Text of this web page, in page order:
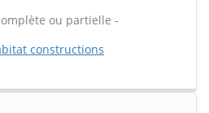
ou partielle -
constructions